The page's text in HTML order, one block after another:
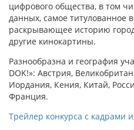
цифрового общества, в том
данных, самое титулованное
раскрывающее историю
другие кинокартины.
Разнообразна и география
DOK!»: Австрия,
Иордания, Кения, Китай,
Франция.
Трейлер конкурса с кадрами